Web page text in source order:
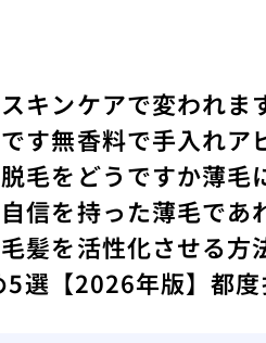
キンケアで変われま
す無香料で手入れア
脱毛をどうですか薄毛
信を持った薄毛であ
髪を活性化させる方
選【2026年版】都